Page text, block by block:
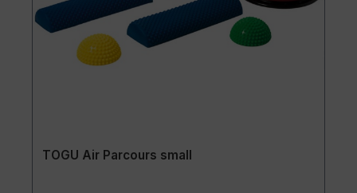
TOGU Air Parcours small